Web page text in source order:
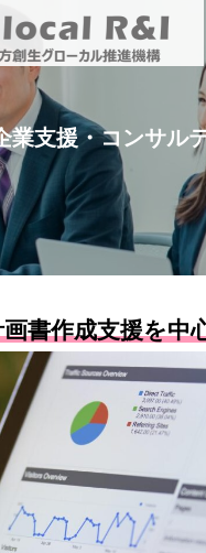
業支援・コ ンサル
書作成支援を中